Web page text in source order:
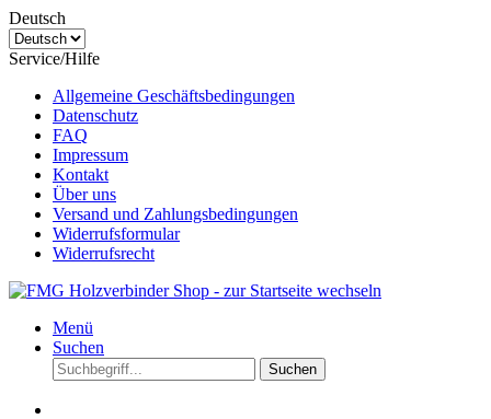
Deutsch
Service/Hilfe
Allgemeine Geschäftsbedingungen
Datenschutz
FAQ
Impressum
Kontakt
Über uns
Versand und Zahlungsbedingungen
Widerrufsformular
Widerrufsrecht
Menü
Suchen
Suchen